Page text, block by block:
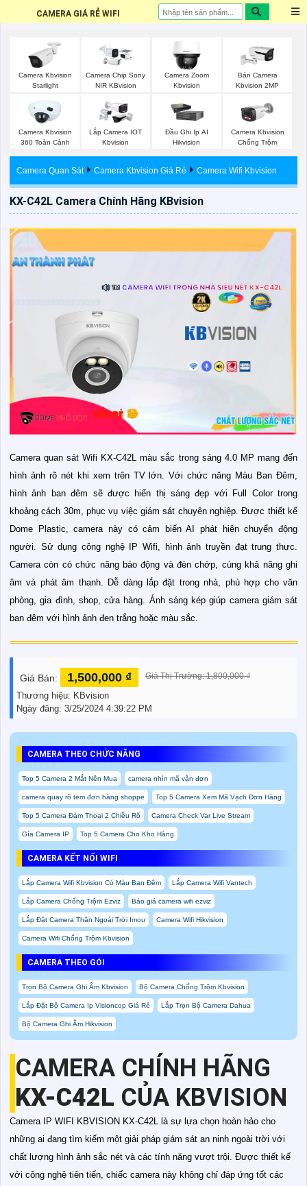
CAMERA GIÁ RẺ WIFI
Camera Kbvision
Starlight
Camera Chip Sony
NIR KBvision
Camera Zoom
Kbvision
Bán Camera
Kbvision 2MP
Camera Kbvision
360 Toàn Cảnh
Lắp Camera IOT
Kbvision
Đầu Ghi Ip AI
Hikvision
Camera Kbvision
Chống Trộm
Camera Quan Sát Camera Kbvision Giá Rẻ Camera Wifi Kbvision
KX-C42L Camera Chính Hãng KBvision
Camera quan sát Wifi KX-C42L màu sắc trong sáng 4.0 MP mang đến
hình ảnh rõ nét khi xem trên TV lớn. Với chức năng Màu Ban Đêm,
hình ảnh ban đêm sẽ được hiển thị sáng đẹp với Full Color trong
khoảng cách 30m, phục vụ việc giám sát chuyên nghiệp. Được thiết kế
Dome Plastic, camera này có cảm biến AI phát hiện chuyển động
người. Sử dụng công nghệ IP Wifi, hình ảnh truyền đạt trung thực.
Camera còn có chức năng báo động và đèn chớp, cùng khả năng ghi
âm và phát âm thanh. Dễ dàng lắp đặt trong nhà, phù hợp cho văn
phòng, gia đình, shop, cửa hàng. Ánh sáng kép giúp camera giám sát
ban đêm với hình ảnh đen trắng hoặc màu sắc.
Giá Bán: 1,500,000 ₫ Giá Thị Trường: 1,800,000 ₫
Thương hiệu: KBvision
Ngày đăng: 3/25/2024 4:39:22 PM
CAMERA THEO CHỨC NĂNG
Top 5 Camera 2 Mắt Nên Mua camera nhìn mã vận đơn
camera quay rõ tem đơn hàng shoppe Top 5 Camera Xem Mã Vạch Đơn Hàng
Top 5 Camera Đàm Thoại 2 Chiều Rõ Camera Check Var Live Stream
Gía Camera IP Top 5 Camera Cho Kho Hàng
CAMERA KẾT NỐI WIFI
Lắp Camera Wifi Kbvision Có Màu Ban Đêm Lắp Camera Wifi Vantech
Lắp Camera Chống Trộm Ezviz Báo giá camera wifi ezviz
Lắp Đặt Camera Thân Ngoài Trời Imou Camera Wifi Hikvision
Camera Wifi Chống Trộm Kbvision
CAMERA THEO GÓI
Trọn Bộ Camera Ghi Âm Kbvision Bộ Camera Chống Trộm Kbvision
Lắp Đặt Bộ Camera Ip Visioncop Giá Rẻ Lắp Trọn Bộ Camera Dahua
Bộ Camera Ghi Âm Hikvision
CAMERA CHÍNH HÃNG
KX-C42L CỦA KBVISION
Camera IP WIFI KBVISION KX-C42L là sự lựa chọn hoàn hảo cho
những ai đang tìm kiếm một giải pháp giám sát an ninh ngoài trời với
chất lượng hình ảnh sắc nét và các tính năng vượt trội. Được thiết kế
với công nghệ tiên tiến, chiếc camera này không chỉ đáp ứng tốt các